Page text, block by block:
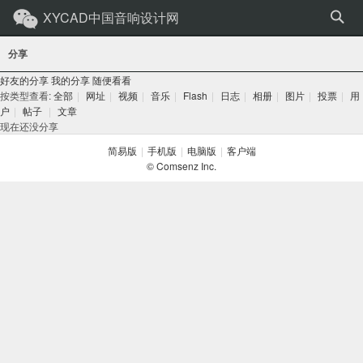
XYCAD中国音响设计网
分享
好友的分享我的分享随便看看
按类型查看:全部 | 网址 | 视频 | 音乐 | Flash | 日志 | 相册 | 图片 | 投票 | 用
户 | 帖子 | 文章
现在还没分享
简易版 | 手机版 | 电脑版 | 客户端
© Comsenz Inc.